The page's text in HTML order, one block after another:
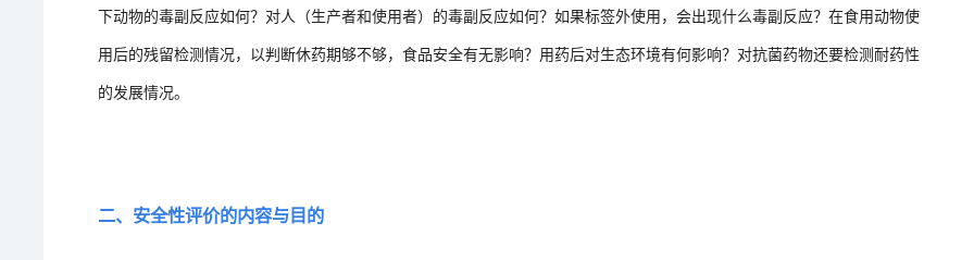
下动物的毒副反应如何？对人（生产者和使用者）的毒副反应如何？如果标签外使用，会出现什么毒副反应？在食用动物使
用后的残留检测情况，以判断休药期够不够，食品安全有无影响？用药后对生态环境有何影响？对抗菌药物还要检测耐药性
的发展情况。
二、安全性评价的内容与目的